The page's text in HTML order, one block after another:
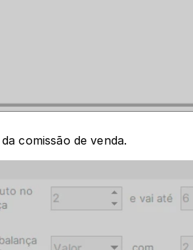
da comissão de venda.